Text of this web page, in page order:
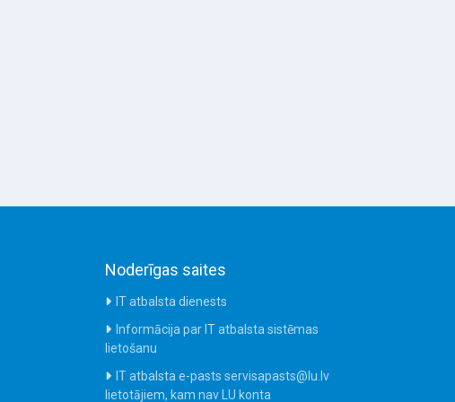
Noderīgas saites
IT atbalsta dienests
Informācija par IT atbalsta sistēmas
lietošanu
IT atbalsta e-pasts servisapasts@lu.lv
lietotājiem, kam nav LU konta